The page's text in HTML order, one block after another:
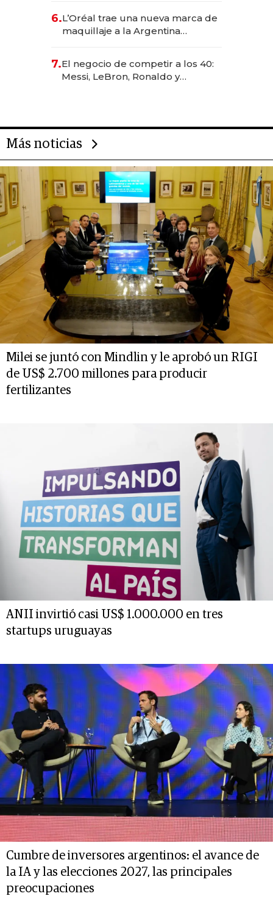
transformadoras
6.L’Oréal trae una nueva marca de
maquillaje a la Argentina
7.El negocio de competir a los 40:
Messi, LeBron, Ronaldo y
Más noticias
Milei se juntó con Mindlin y le aprobó un RIGI
de US$ 2.700 millones para producir
fertilizantes
ANII invirtió casi US$ 1.000.000 en tres
startups uruguayas
Cumbre de inversores argentinos: el avance de
la IA y las elecciones 2027, las principales
preocupaciones